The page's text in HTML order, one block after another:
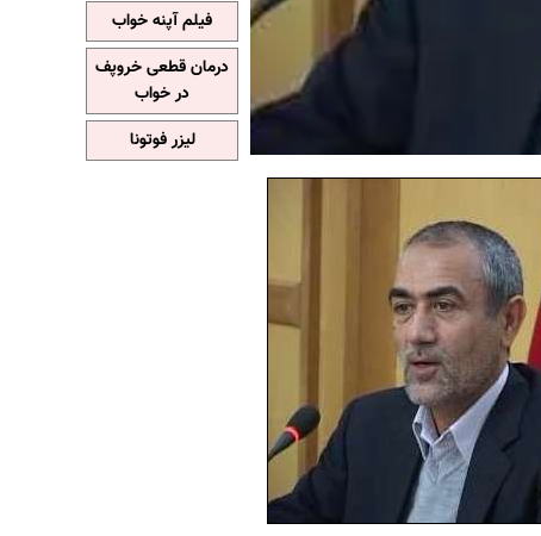
فیلم آپنه خواب
درمان قطعی خروپف
در خواب
لیزر فوتونا